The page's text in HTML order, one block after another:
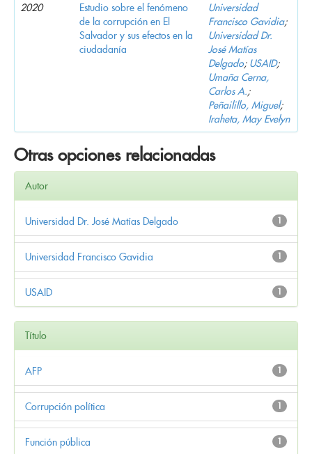
2020
Estudio sobre el fenómeno
de la corrupción en El
Salvador y sus efectos en la
ciudadanía
Universidad
Francisco Gavidia;
Universidad Dr.
José Matías
Delgado; USAID;
Umaña Cerna,
Carlos A.;
Peñailillo, Miguel;
Iraheta, May Evelyn
Otras opciones relacionadas
Autor
1
Universidad Dr. José Matías Delgado
1
Universidad Francisco Gavidia
1
USAID
Título
1
AFP
1
Corrupción política
1
Función pública